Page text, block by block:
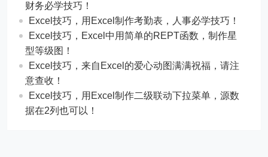
财务必学技巧！
​​Excel技巧，用Excel制作考勤表，人事必学技巧！
Excel技巧，​​Excel中用简单的REPT函数，制作星
型等级图！
Excel技巧，来自Excel的爱心动图满满祝福，请注
意查收！
Excel技巧，用Excel制作二级联动下拉菜单，源数
据在2列也可以！